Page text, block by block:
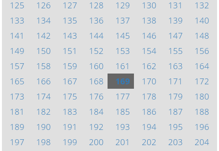
125
126 127 128 129 130 131
132
133
134 135 136 137 138 139
140
141
142 143 144 145 146 147
148
149
150 151 152 153 154 155
156
157
158 159 160 161 162 163
164
165
166 167 168 169 170 171
172
173
174 175 176 177 178 179
180
181
182 183 184 185 186 187
188
189
190 191 192 193 194 195
196
197
198 199 200 201 202 203
204